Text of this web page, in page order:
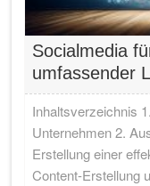
Socialmedia
umfassender
Inhaltsverzeichnis
Unternehmen 2.
Erstellung einer
Content-Erstellung